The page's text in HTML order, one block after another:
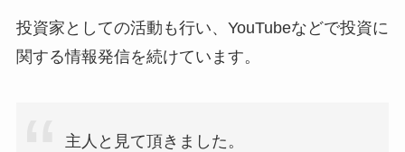
投資家としての活動も行い、YouTubeなどで投資に
関する情報発信を続けています。
主人と見て頂きました。